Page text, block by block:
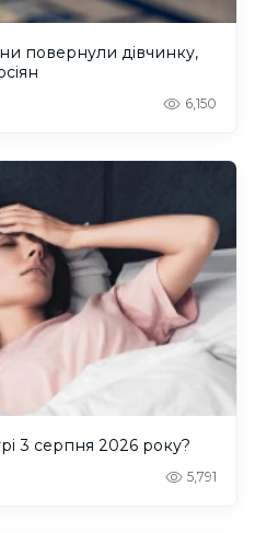
повернули дівчинку,
6,150
3 серпня 2026 року?
5,791